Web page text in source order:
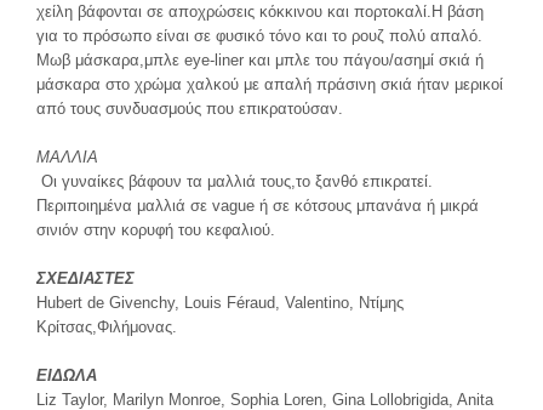
χείλη βάφονται σε αποχρώσεις κόκκινου και πορτοκαλί.Η βάση
για το πρόσωπο είναι σε φυσικό τόνο και το ρουζ πολύ απαλό.
Μωβ μάσκαρα,μπλε eye-liner και μπλε του πάγου/ασημί σκιά ή
μάσκαρα στο χρώμα χαλκού με απαλή πράσινη σκιά ήταν μερικοί
από τους συνδυασμούς που επικρατούσαν.
ΜΑΛΛΙΑ
Οι γυναίκες βάφουν τα μαλλιά τους,το ξανθό επικρατεί.
Περιποιημένα μαλλιά σε vague ή σε κότσους μπανάνα ή μικρά
σινιόν στην κορυφή του κεφαλιού.
ΣΧΕΔΙΑΣΤΕΣ
Hubert de Givenchy, Louis Féraud, Valentino, Ντίμης
Κρίτσας,Φιλήμονας.
ΕΙΔΩΛΑ
Liz Taylor, Marilyn Monroe, Sophia Loren, Gina Lollobrigida, Anita